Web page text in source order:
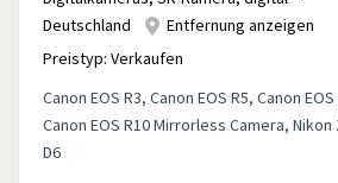
Deutschland
Entfernung anzeigen
Preistyp: Verkaufen
Canon EOS R3, Canon EOS R5, Canon
Canon EOS R10 Mirrorless Camera, Nikon
D6